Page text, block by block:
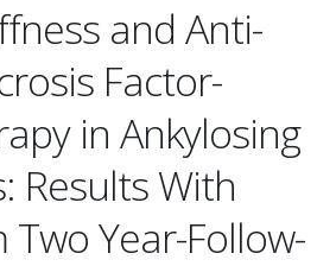
and Anti-
Factor-
in Ankylosing
Results With
Two Year-Follow-